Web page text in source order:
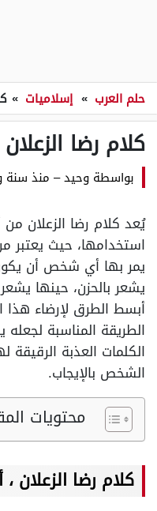
حلم العرب » إسلاميات »
كلام رضا
بواسطة وحيد– منذ سنة
يُعد كلام رضا الزعلان
استخدامها، حيث يعتبر
يمر بها أي شخص أن
يشعر بالحزن، حينها
أبسط الطرق لإرضاء
الطريقة المناسبة
الكلمات العذبة
الشخص بالإيجاب.
محتويات
كلام رضا الزعلان